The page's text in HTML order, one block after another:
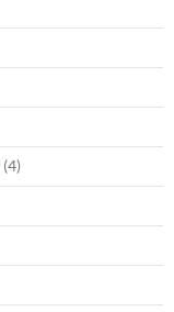
(4)